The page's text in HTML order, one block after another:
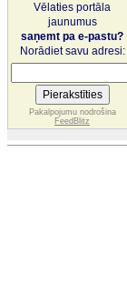
Vēlaties portāla
jaunumus
saņemt pa e-pastu?
Norādiet savu adresi:
Pakalpojumu nodrošina
FeedBlitz